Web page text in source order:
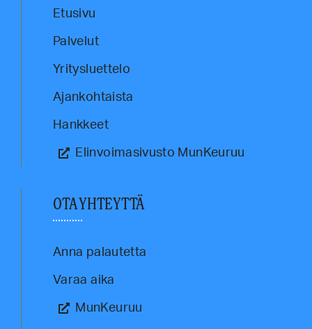
Etusivu
Palvelut
Yritysluettelo
Ajankohtaista
Hankkeet
Elinvoimasivusto MunKeuruu
OTA YHTEYTTÄ
Anna palautetta
Varaa aika
MunKeuruu